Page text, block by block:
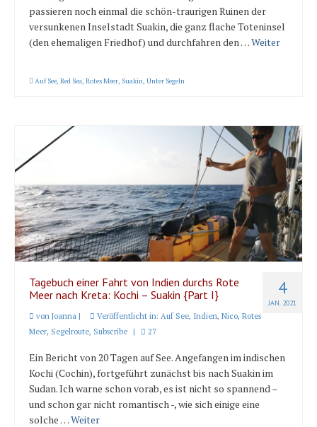
passieren noch einmal die schön-traurigen Ruinen der
versunkenen Inselstadt Suakin, die ganz flache Toteninsel
(den ehemaligen Friedhof) und durchfahren den …Weiter
Auf See Red Sea Rotes Meer Suakin Unter Segeln
4
JAN. 2021
Tagebuch einer Fahrt von Indien durchs Rote
Meer nach Kreta: Kochi – Suakin {Part I}
von Joanna | Veröffentlicht in: Auf See, Indien, Nico, Rotes
Meer, Segelroute, Subscribe | 27
Ein Bericht von 20 Tagen auf See. Angefangen im indischen
Kochi (Cochin), fortgeführt zunächst bis nach Suakin im
Sudan. Ich warne schon vorab, es ist nicht so spannend –
und schon gar nicht romantisch -, wie sich einige eine
solche …Weiter